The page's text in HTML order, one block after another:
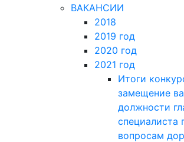
ВАКАНСИИ
2018
2019 год
2020 год
2021 год
Итоги
замещение
должности
специалиста
вопросам